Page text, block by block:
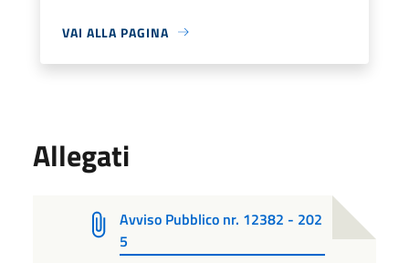
VAI ALLA PAGINA
Allegati
Avviso Pubblico nr. 12382 - 202
5